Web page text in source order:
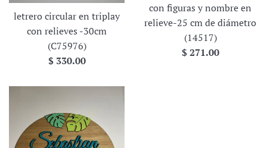
letrero circular en triplay
con relieves -30cm
(C75976)
Precio
$ 330.00
con figuras y nombre en
relieve-25 cm de diámetro
(14517)
Precio
$ 271.00